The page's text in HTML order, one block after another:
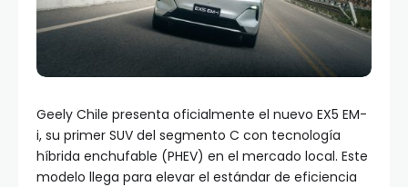
Geely Chile presenta oficialmente el nuevo EX5 EM-
i, su primer SUV del segmento C con tecnología
híbrida enchufable (PHEV) en el mercado local. Este
modelo llega para elevar el estándar de eficiencia